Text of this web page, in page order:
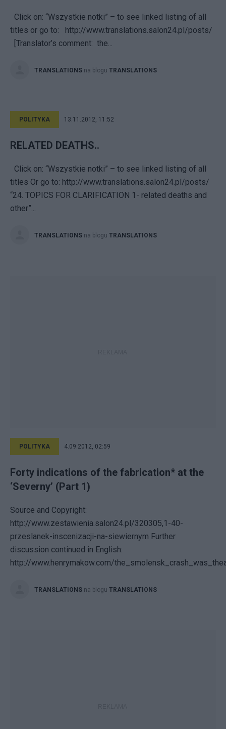
Click on: “Wszystkie notki” – to see linked listing of all
titles or go to: http://www.translations.salon24.pl/posts/
[Translator’s comment: the...
TRANSLATIONS na blogu TRANSLATIONS
POLITYKA 13.11.2012, 11:52
RELATED DEATHS..
Click on: “Wszystkie notki” – to see linked listing of all
titles Or go to: http://www.translations.salon24.pl/posts/
“24. TOPICS FOR CLARIFICATION 1- related deaths and
other”...
TRANSLATIONS na blogu TRANSLATIONS
POLITYKA 4.09.2012, 02:59
Forty indications of the fabrication* at the
‘Severny’ (Part 1)
Source and Copyright:
http://www.zestawienia.salon24.pl/320305,1-40-
przeslanek-inscenizacji-na-siewiernym Further
discussion continued in English:
http://www.henrymakow.com/
TRANSLATIONS na blogu TRANSLATIONS